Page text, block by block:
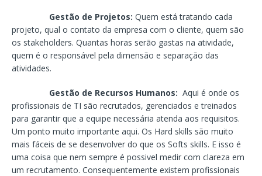
Gestão de Projetos: Quem está tratando cada
projeto, qual o contato da empresa com o cliente, quem são
os stakeholders. Quantas horas serão gastas na atividade,
quem é o responsável pela dimensão e separação das
atividades.
Gestão de Recursos Humanos: Aqui é onde os
profissionais de TI são recrutados, gerenciados e treinados
para garantir que a equipe necessária atenda aos requisitos.
Um ponto muito importante aqui. Os Hard skills são muito
mais fáceis de se desenvolver do que os Softs skills. E isso é
uma coisa que nem sempre é possivel medir com clareza em
um recrutamento. Consequentemente existem profissionais